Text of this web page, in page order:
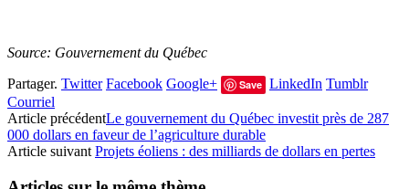
Source: Gouvernement du Québec
Partager. Twitter Facebook Google+ Save LinkedIn Tumblr
Courriel
Article précédentLe gouvernement du Québec investit près de 287
000 dollars en faveur de l’agriculture durable
Article suivant Projets éoliens : des milliards de dollars en pertes